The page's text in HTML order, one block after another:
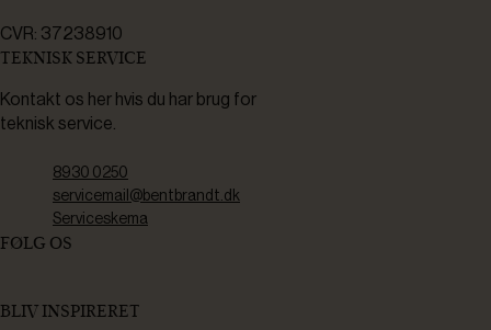
CVR: 37238910
TEKNISK SERVICE
Kontakt os her hvis du har brug for
teknisk service.
8930 0250
servicemail@bentbrandt.dk
Serviceskema
FØLG OS
BLIV INSPIRERET